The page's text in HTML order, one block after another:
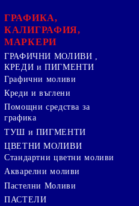
ГРАФИКА,
КАЛИГРАФИЯ,
МАРКЕРИ
ГРАФИЧНИ МОЛИВИ ,
КРЕДИ и ПИГМЕНТИ
Графични моливи
Креди и въглени
Помощни средства за
графика
ТУШ и ПИГМЕНТИ
ЦВЕТНИ МОЛИВИ
Стандартни цветни моливи
Акварелни моливи
Пастелни Моливи
ПАСТЕЛИ